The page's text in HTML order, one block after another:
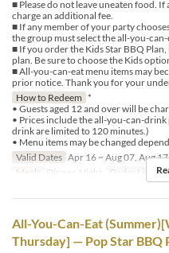
■ Please do not leave uneaten food.
charge an additional fee.
■ If any member of your party
the group must select the all-you-can-
■ If you order the Kids Star BBQ
plan. Be sure to choose the Kids
■ All-you-can-eat menu items may
prior notice. Thank you for your
How to Redeem *
• Guests aged 12 and over will be
• Prices include the all-you-can-
drink are limited to 120 minutes.)
• Menu items may be changed
Valid Dates Apr 16 ~ Aug 07, Aug
Meals
Dinner, Night Order Limit
All-You-Can-Eat
Thursday] — Pop Star BBQ